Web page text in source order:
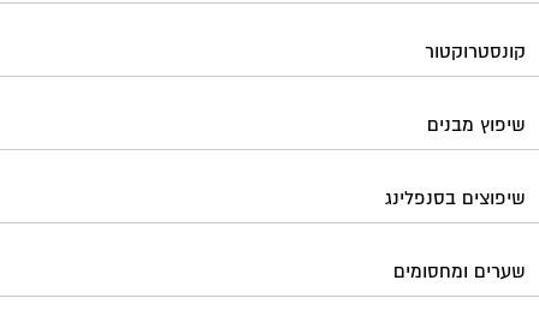
קונסטרוקטור
שיפוץ מבנים
שיפוצים בסנפלינג
שערים ומחסומים